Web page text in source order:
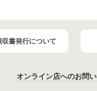
収書発行について
オンライン店へのお問